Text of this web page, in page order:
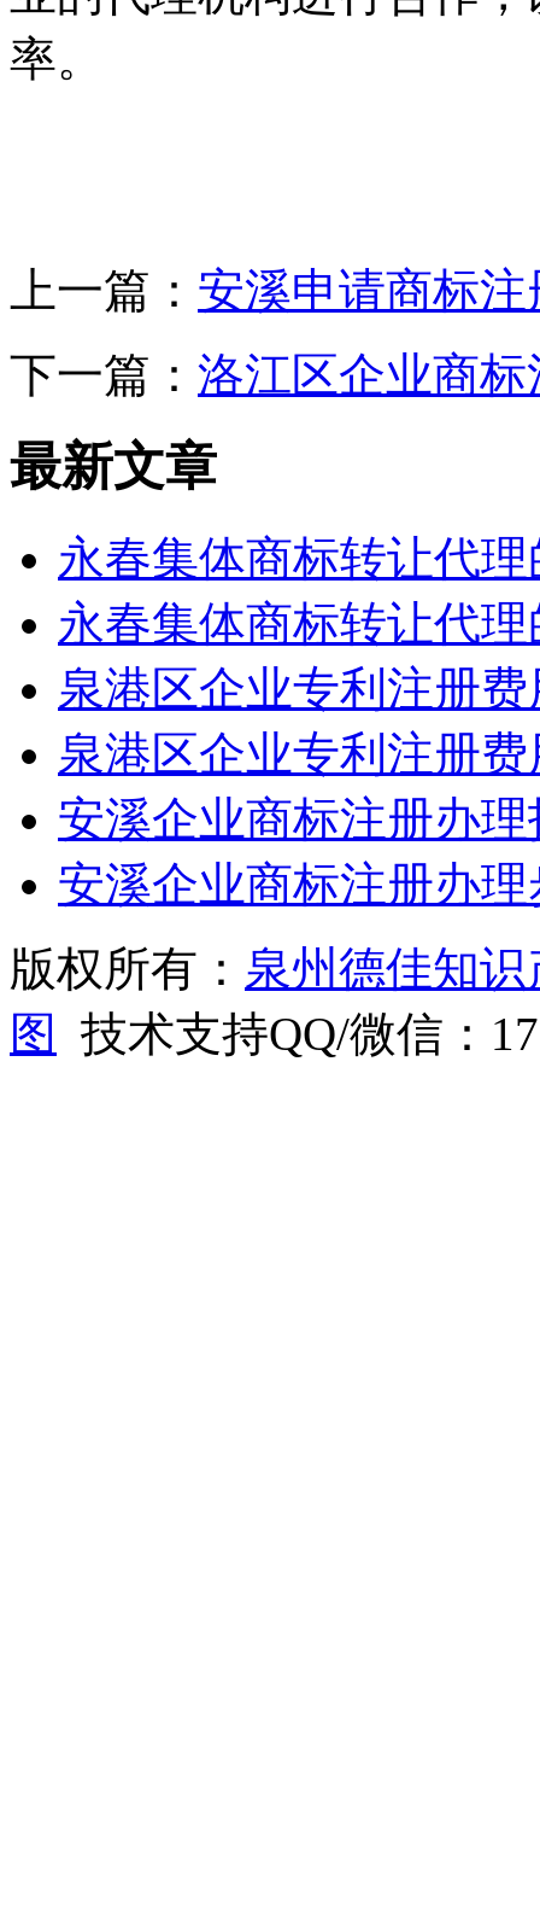
率。
上一篇： 安溪申请商标
下一篇： 洛江区企业商
最新文章
永春集体商标转让代
永春集体商标转让代
泉港区企业专利注册
泉港区企业专利注册
安溪企业商标注册办理
安溪企业商标注册办
版权所有： 泉州德佳知
图
技术支持QQ/微信：